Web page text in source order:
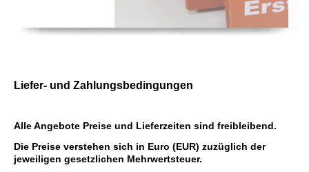
Liefer- und Zahlungsbedingungen
Alle Angebote Preise und Lieferzeiten sind freibleibend.
Die Preise verstehen sich in Euro (EUR) zuzüglich der
jeweiligen gesetzlichen Mehrwertsteuer.